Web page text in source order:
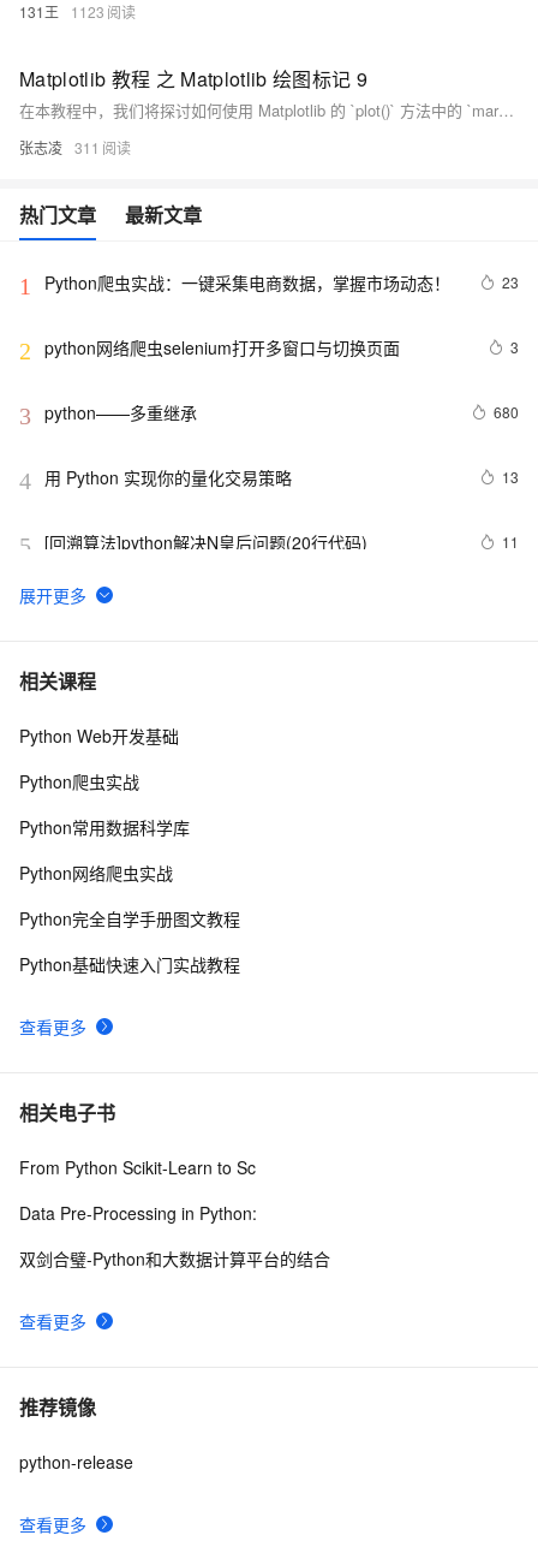
131王 1123
Matplotlib 教程 之 Matplotlib 绘图标记 9
在本教程中，我们将探讨如何使用 Matplotlib 的 `plot()` 方法中的 `marker` 参数来自定义图表标记。您可以选择不同的线类型（如实线 `&#39;-&#39;`、虚线 `&#39;:&#39;` 等），以及颜色类型（如红色 `&#39;r&#39;`、绿色 `&#39;g&#39;` 等）。同时，通过调整 `markersize (ms)`、`markerfacecolor (mfc)` 和 `markeredgecolor (mec)` 参数，可以定制标记的大小和颜色。
张志凌 311
热门文章 最新文章
1 Python爬虫实战：一键采集电商数据，掌握市场动态！ 23
2 python网络爬虫selenium打开多窗口与切换页面 3
3 python——多重继承 680
4 用 Python 实现你的量化交易策略 13
5 [回溯算法]python解决N皇后问题(20行代码) 11
6 python_list
7 Python之计算24点
8 Python中的find()和count()方法详解
取二维码里的链接
10python网络编程初级
相关课程
查看更多
Python Web开发基础
Python爬虫实战
Python常用数据科学库
Python网络爬虫实战
Python完全自学手册图文教程
Python基础快速入门实战教程
相关电子书
查看更多
From Python Scikit-Learn to Sc
Data Pre-Processing in Python:
双剑合璧-Python和大数据计算平台的结合
推荐镜像
查看更多
python-release